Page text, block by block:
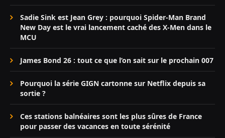
Sadie Sink est Jean Grey : pourquoi Spider-Man Brand
New Day est le vrai lancement caché des X-Men dans le
MCU
James Bond 26 : tout ce que l’on sait sur le prochain 007
Pourquoi la série GIGN cartonne sur Netflix depuis sa
sortie ?
Ces stations balnéaires sont les plus sûres de France
pour passer des vacances en toute sérénité